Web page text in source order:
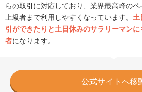
らの取引に対応しており、業界最高峰の
上級者まで利用しやすくなっています。 土
引ができたりと土日休みのサラリーマン
者になります。
公式サイトへ移